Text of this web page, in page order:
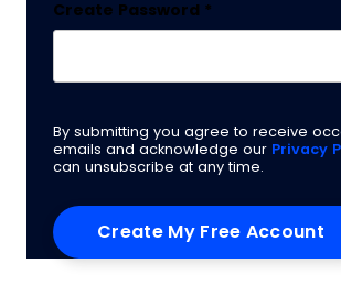
Create Password *
By submitting you agree to receive
emails and acknowledge our Privacy
can unsubscribe at any time.